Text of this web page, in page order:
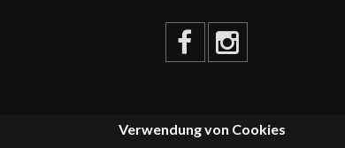
Verwendung von Cookies